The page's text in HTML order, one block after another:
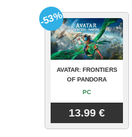
AVATAR: FRONTIERS
OF PANDORA
PC
13.99 €
-53%